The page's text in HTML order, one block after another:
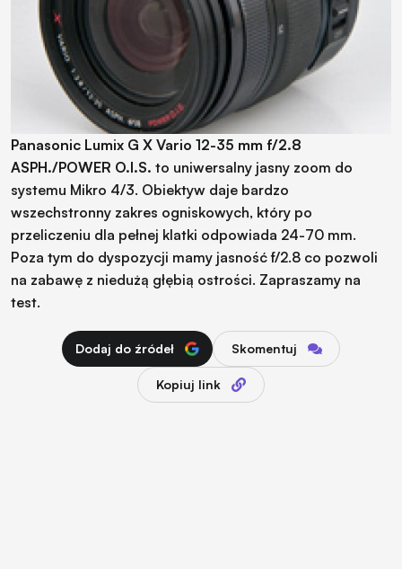
Panasonic Lumix G X Vario 12-35 mm f/2.8
ASPH./POWER O.I.S. to uniwersalny jasny zoom do
systemu Mikro 4/3. Obiektyw daje bardzo
wszechstronny zakres ogniskowych, który po
przeliczeniu dla pełnej klatki odpowiada 24-70 mm.
Poza tym do dyspozycji mamy jasność f/2.8 co pozwoli
na zabawę z niedużą głębią ostrości. Zapraszamy na
test.
Dodaj do źródeł Skomentuj
Kopiuj link